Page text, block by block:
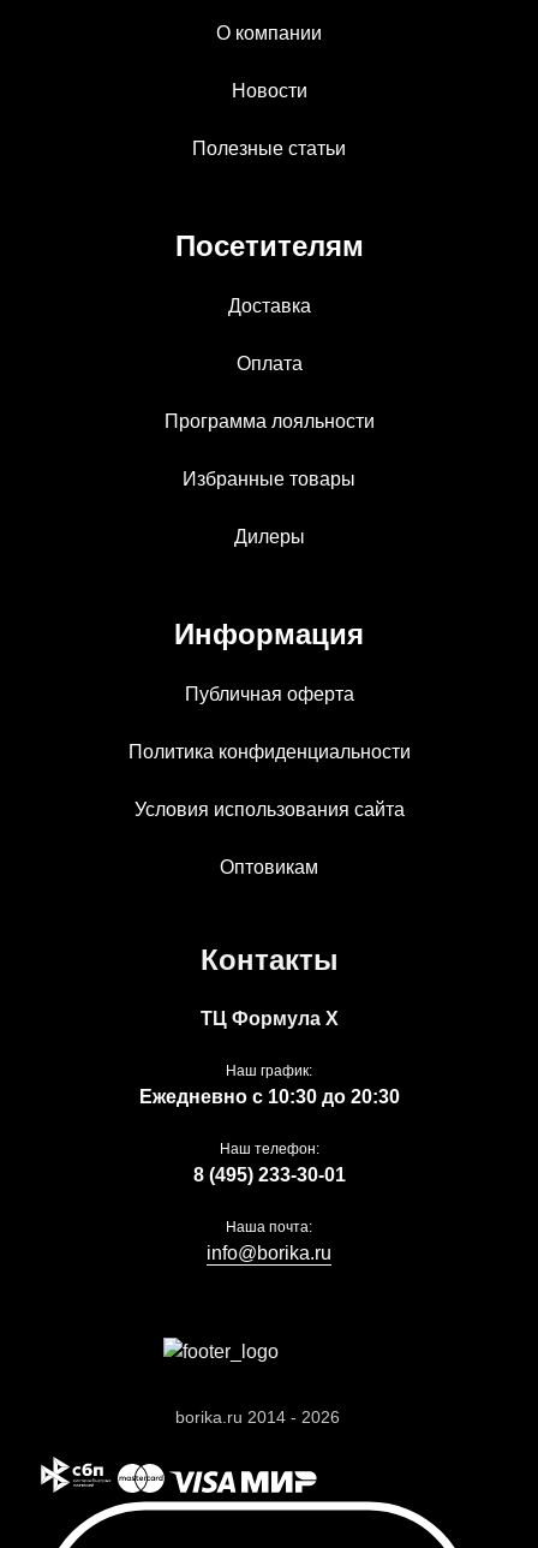
borika.ru 2014 - 2026
О компании
Новости
Полезные статьи
Посетителям
Доставка
Оплата
Программа лояльности
Избранные товары
Дилеры
Информация
Публичная оферта
Политика конфиденциальности
Условия использования сайта
Оптовикам
Контакты
ТЦ Формула Х
Наш график:
Ежедневно с 10:30 до 20:30
Наш телефон:
8 (495) 233-30-01
Наша почта:
info@borika.ru